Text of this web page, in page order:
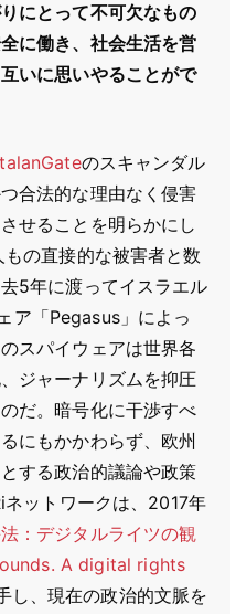
にとって不可欠なもの
に働き、社会生活を営
いに思いやることがで
のスキャンダル
合法的な理由なく侵害
せることを明らかにし
の直接的な被害者と数
5年に渡ってイスラエル
ア「Pegasus」によっ
スパイウェアは世界各
ジャーナリズムを抑圧
だ。暗号化に干渉すべ
にもかかわらず、欧州
する政治的議論や政策
ットワークは、2017年
：デジタルライツの観
A digital rights
し、現在の政治的文脈を